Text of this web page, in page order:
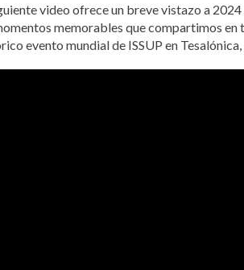
video ofrece un breve vistazo a
memorables que compartimos en
evento mundial de ISSUP en Tesalónica,